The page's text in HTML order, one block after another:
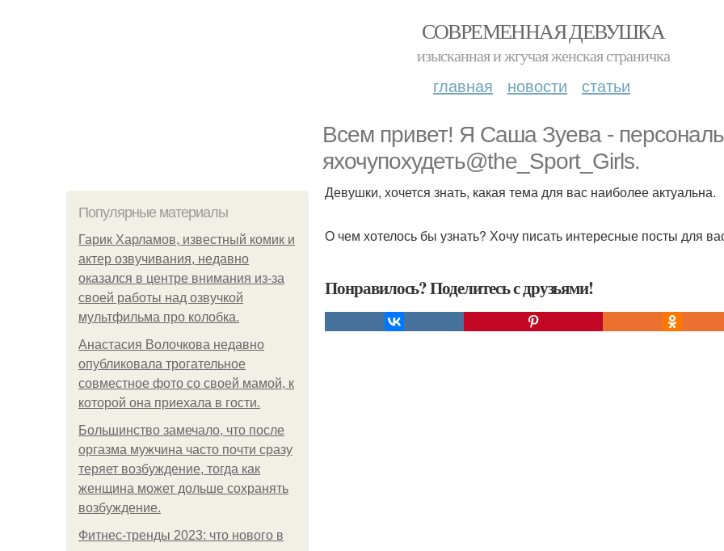
СОВРЕМЕННАЯ ДЕВУШКА
изысканная и жгучая женская страничка
главная новости статьи
Всем привет! Я Саша Зуева -
яхочупохудеть@the_Sport_Girls.
Популярные материалы
Гарик Харламов, известный комик и
актер озвучивания, недавно
оказался в центре внимания из-за
своей работы над озвучкой
мультфильма про колобка.
Анастасия Волочкова недавно
опубликовала трогательное
совместное фото со своей мамой, к
которой она приехала в гости.
Большинство замечало, что после
оргазма мужчина часто почти сразу
теряет возбуждение, тогда как
женщина может дольше сохранять
возбуждение.
Фитнес-тренды 2023: что нового в
Девушки, хочется знать, какая тема для вас наиболее актуальна.
О чем хотелось бы узнать? Хочу писать интересные посты для
Понравилось? Поделитесь с друзьями!